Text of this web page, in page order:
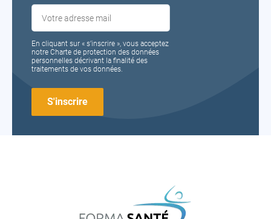
En cliquant sur « s’inscrire », vous acceptez
notre Charte de protection des données
personnelles décrivant la finalité des
traitements de vos données.